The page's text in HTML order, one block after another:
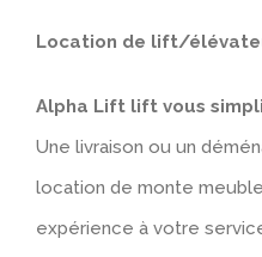
Location de lift/
Alpha Lift lift vous
Une livraison ou un
location de monte
expérience à votre